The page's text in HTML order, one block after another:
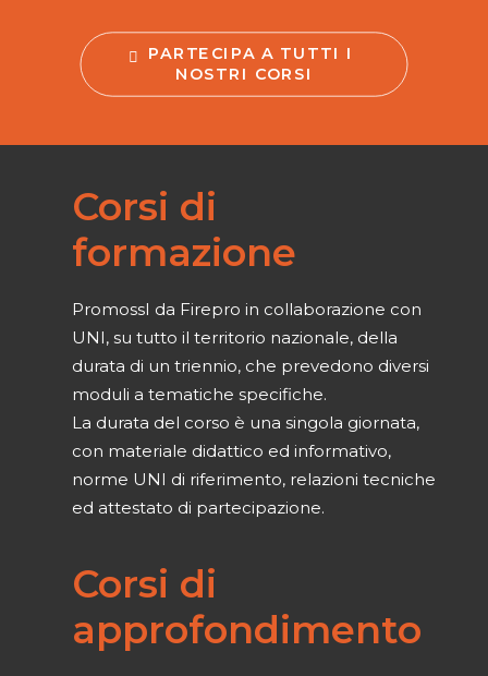
PARTECIPA A TUTTI I
NOSTRI CORSI
Corsi di
formazione
PromossI da Firepro in collaborazione con
UNI, su tutto il territorio nazionale, della
durata di un triennio, che prevedono diversi
moduli a tematiche specifiche.
La durata del corso è una singola giornata,
con materiale didattico ed informativo,
norme UNI di riferimento, relazioni tecniche
ed attestato di partecipazione.
Corsi di
approfondimento